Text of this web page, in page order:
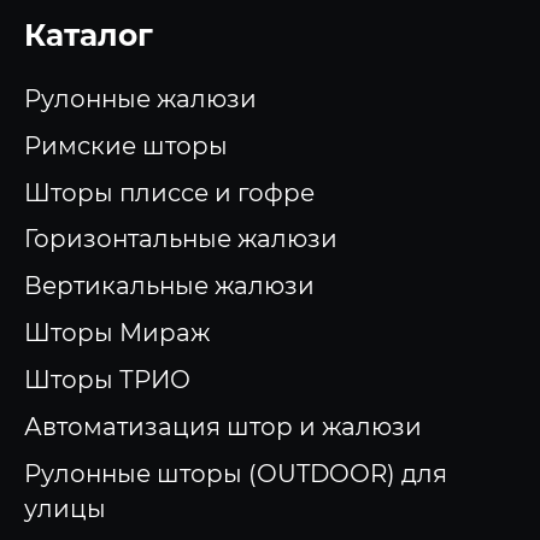
Каталог
Рулонные жалюзи
Римские шторы
Шторы плиссе и гофре
Горизонтальные жалюзи
Вертикальные жалюзи
Шторы Мираж
Шторы ТРИО
Автоматизация штор и жалюзи
Рулонные шторы (OUTDOOR) для
улицы